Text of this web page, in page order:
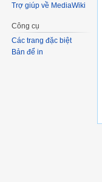
Trợ giúp về MediaWiki
Công cụ
Các trang đặc biệt
Bản để in